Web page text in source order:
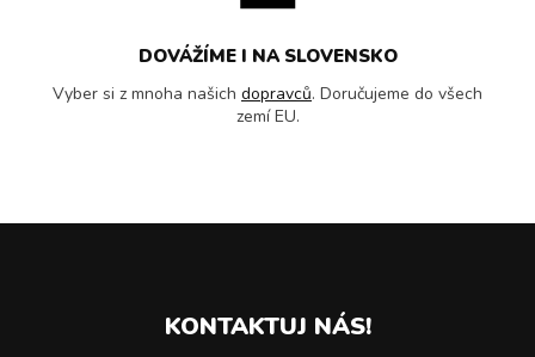
DOVÁŽÍME I NA SLOVENSKO
Vyber si z mnoha našich dopravců. Doručujeme do všech
zemí EU.
KONTAKTUJ NÁS!